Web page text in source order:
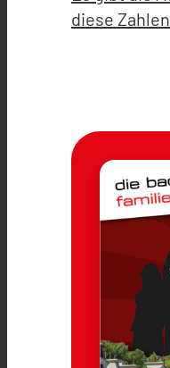
diese